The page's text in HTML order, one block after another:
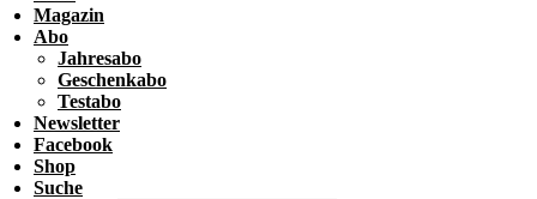
Magazin
Abo
Jahresabo
Geschenkabo
Testabo
Newsletter
Facebook
Shop
Suche